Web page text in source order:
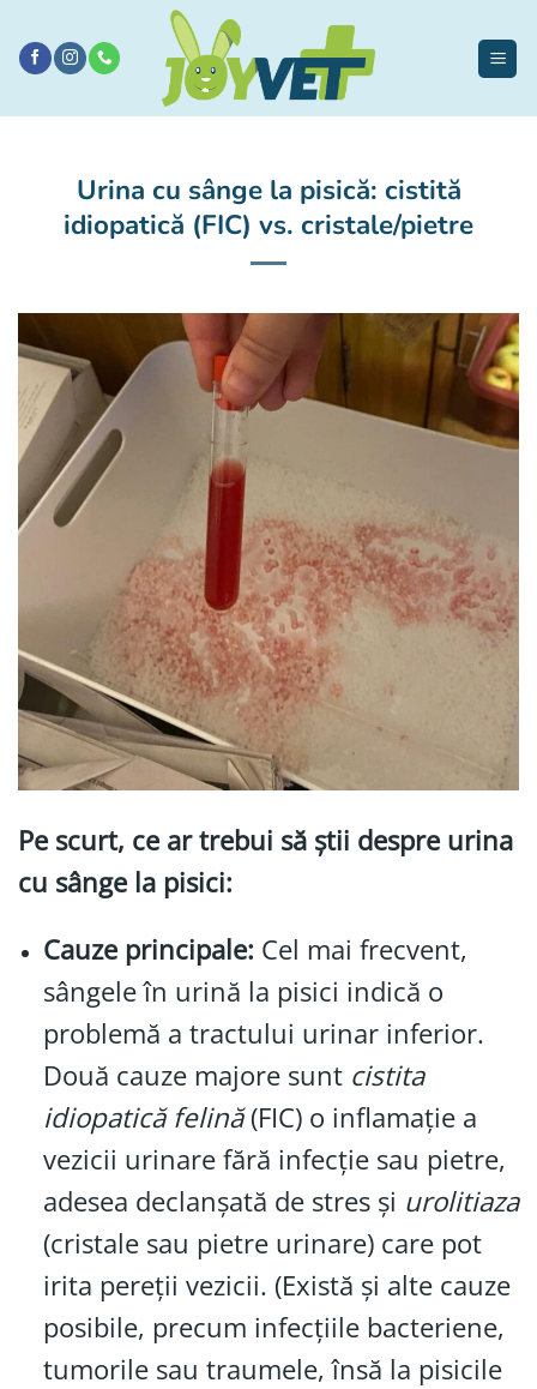
conținut
Urina cu sânge la pisică: cistită
idiopatică (FIC) vs. cristale/pietre
Pe scurt, ce ar trebui să știi despre urina
cu sânge la pisici:
Cauze principale: Cel mai frecvent,
sângele în urină la pisici indică o
problemă a tractului urinar inferior.
Două cauze majore sunt cistita
idiopatică felină(FIC) o inflamație a
vezicii urinare fără infecție sau pietre,
adesea declanșată de stres și urolitiaza
(cristale sau pietre urinare) care pot
irita pereții vezicii. (Există și alte cauze
posibile, precum infecțiile bacteriene,
tumorile sau traumele, însă la pisicile